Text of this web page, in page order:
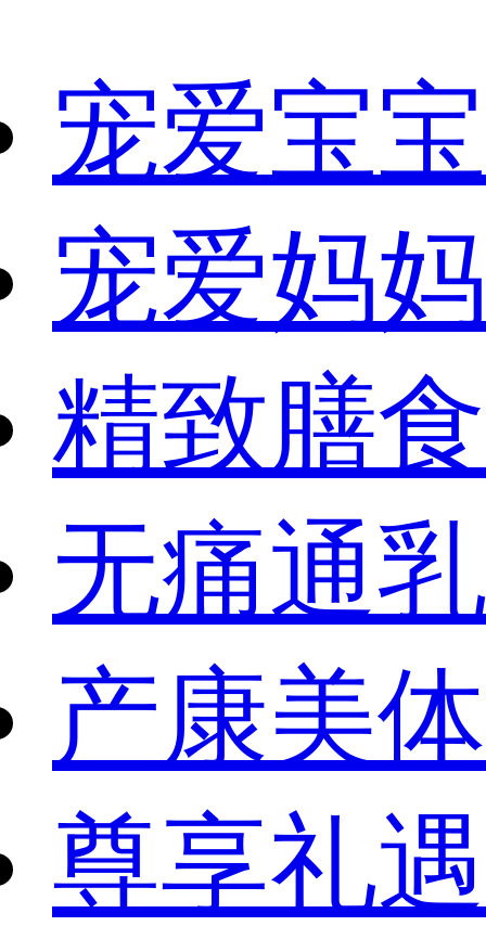
宠爱宝宝
宠爱妈妈
精致膳食
无痛通乳
产康美体
尊享礼遇